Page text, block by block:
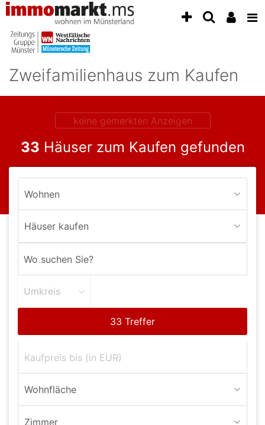
Accessibility
aktivieren
zur
zum
Inhalt
zum
Zweifamilienhaus zum Kaufen
keine gemerkten Anzeigen
33 Häuser zum Kaufen gefunden
Wohnen
Häuser kaufen
Umkreis
Wohnfläche
Zimmer